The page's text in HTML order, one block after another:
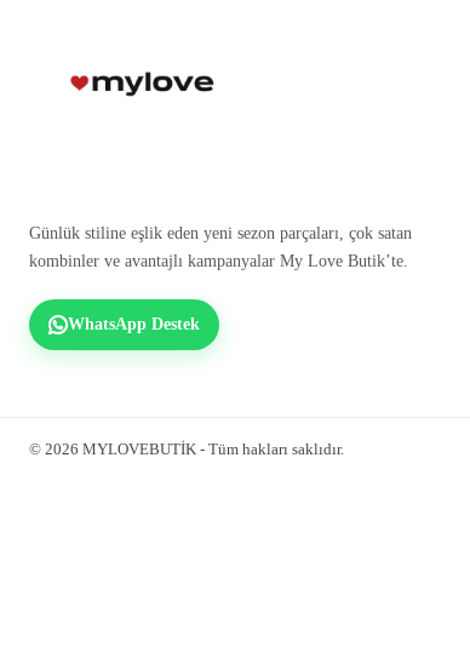
Günlük stiline eşlik eden yeni sezon parçaları, çok satan
kombinler ve avantajlı kampanyalar My Love Butik’te.
WhatsApp Destek
© 2026 MYLOVEBUTİK - Tüm hakları saklıdır.